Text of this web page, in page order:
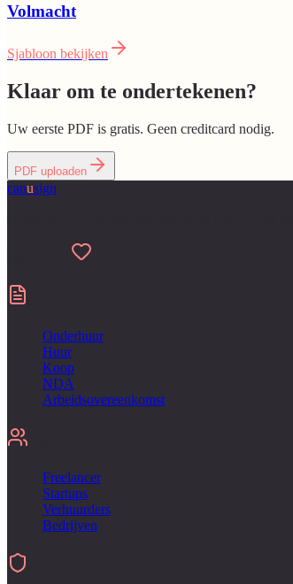
Volmacht
Sjabloon bekijken
Klaar om te ondertekenen?
Uw eerste PDF is gratis. Geen creditcard nodig.
PDF uploaden
canusign
Onderhuur
Huur
Koop
NDA
Arbeidsovereenkomst
Freelancer
Startups
Verhuurders
Bedrijven